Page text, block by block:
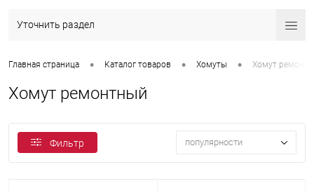
Уточнить раздел
Главная страница • Каталог товаров • Хомуты • Хомут
Хомут ремонтный
Фильтр популярности